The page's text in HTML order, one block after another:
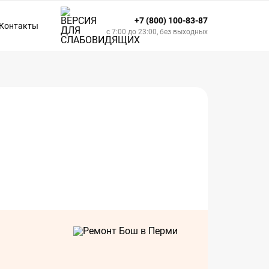
Контакты
+7 (800) 100-83-87
с 7:00 до 23:00, без выходных